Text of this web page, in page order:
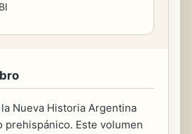
Nueva Historia Argentina
prehispánico. Este volumen